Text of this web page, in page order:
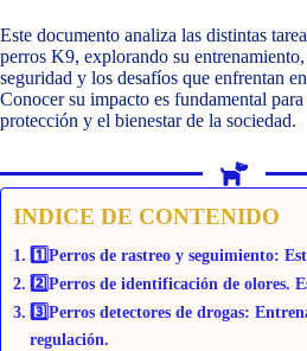
Este documento analiza las distintas
perros K9, explorando su
seguridad y los desafíos que enfrentan
Conocer su impacto es fundamental
protección y el bienestar de la sociedad.
INDICE DE CONTENIDO
1️⃣Perros de rastreo y seguimiento:
2️⃣Perros de identificación de olores.
3️⃣Perros detectores de drogas:
regulación.